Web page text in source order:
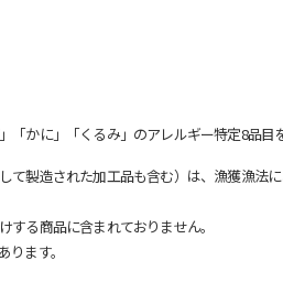
かに」「くるみ」のアレルギー特定8品目
製造された加工品も含む）は、漁獲漁法
る商品に含まれておりません。
ます。